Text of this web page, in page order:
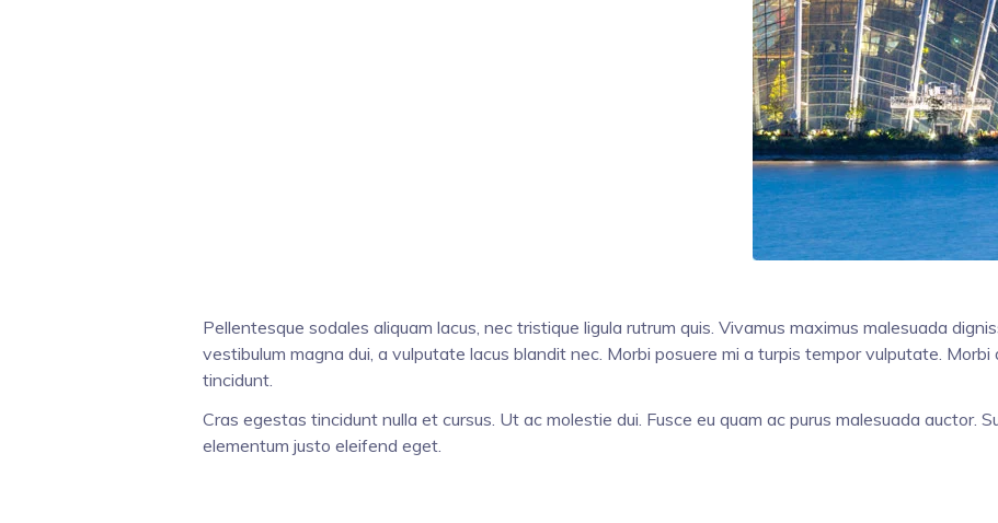
Pellentesque sodales aliquam lacus, nec tristique ligula rutrum quis. Vivamus maximus malesuada
vestibulum magna dui, a vulputate lacus blandit nec. Morbi posuere mi a turpis tempor vulputate.
tincidunt.
Cras egestas tincidunt nulla et cursus. Ut ac molestie dui. Fusce eu quam ac purus malesuada auctor.
elementum justo eleifend eget.